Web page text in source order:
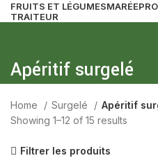
FRUITS ET LÉGUMESMARÉE
TRAITEUR
Apéritif surgelé
Home Surgelé
Apéritif
Showing 1–12 of 15 results
Filtrer les produits